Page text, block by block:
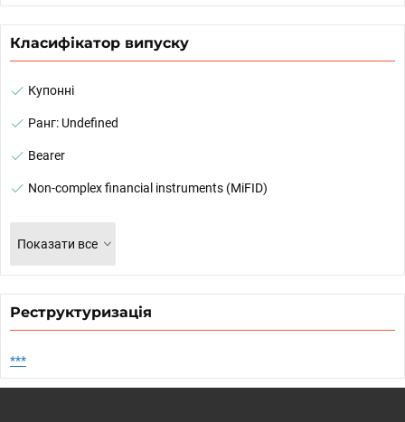
Класифікатор випуску
Купонні
Ранг: Undefined
Bearer
Non-complex financial instruments (MiFID)
Показати все
Реструктуризація
***